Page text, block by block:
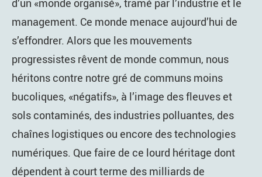
management. Ce monde menace aujourd’hui de
s’effondrer. Alors que les mouvements
progressistes rêvent de monde commun, nous
héritons contre notre gré de communs moins
bucoliques, «négatifs», à l’image des fleuves et
sols contaminés, des industries polluantes, des
chaînes logistiques ou encore des technologies
numériques. Que faire de ce lourd héritage dont
dépendent à court terme des milliards de